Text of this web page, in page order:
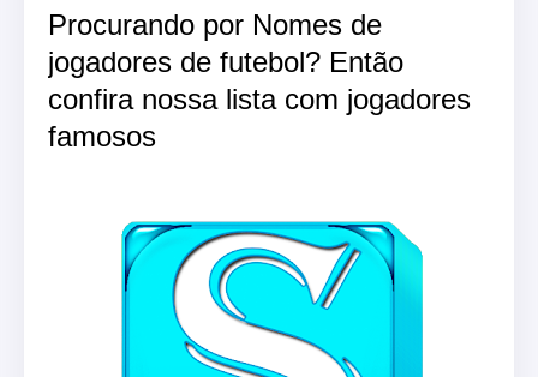
Procurando por Nomes de
jogadores de futebol? Então
confira nossa lista com jogadores
famosos